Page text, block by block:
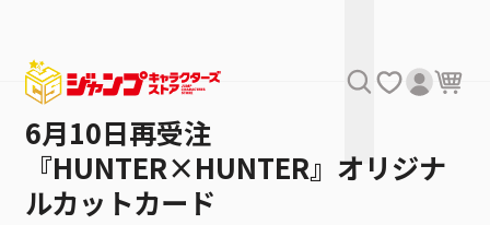
6月10日再受注
『HUNTER×HUNTER』オリジナ
ルカットカード